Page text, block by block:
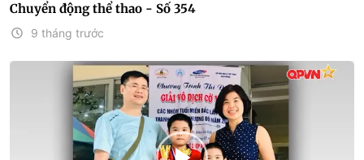
Chuyển động thể thao - Số 354
9 tháng trước